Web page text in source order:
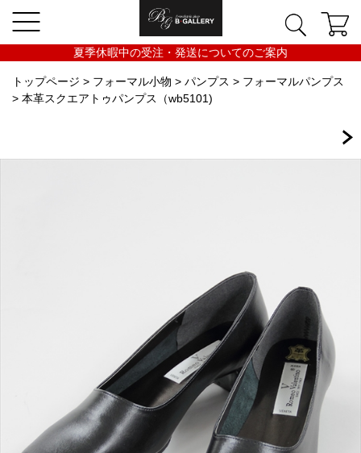
夏季休暇中の受注・発送についてのご案内
トップページ > フォーマル小物 > パンプス > フォーマルパンプス
> 本革スクエアトゥパンプス（wb5101)